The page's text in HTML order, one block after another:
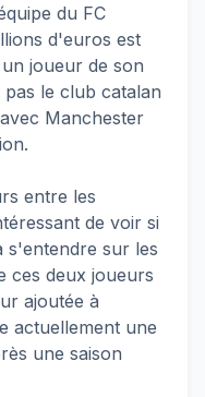
du FC
d'euros est
joueur de son
le club catalan
Manchester
entre les
de voir si
s'entendre sur les
ces deux joueurs
ajoutée à
actuellement une
une saison